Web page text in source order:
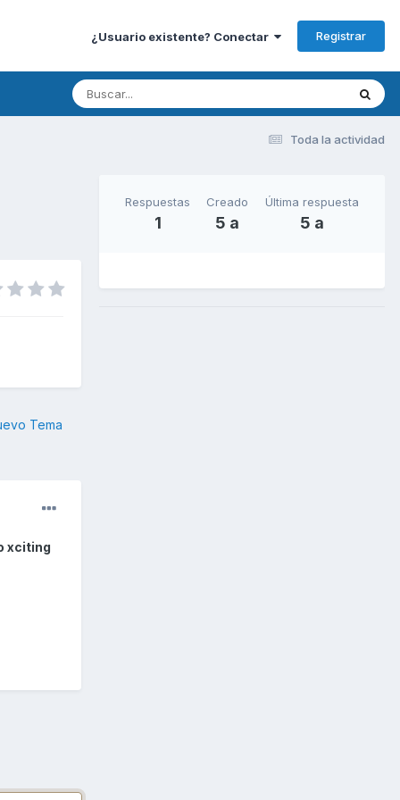
¿Usuario existente? Conectar Registrar
Toda la actividad
Tema
xciting
Respuestas
1
Creado
5 a
Última respuesta
5 a